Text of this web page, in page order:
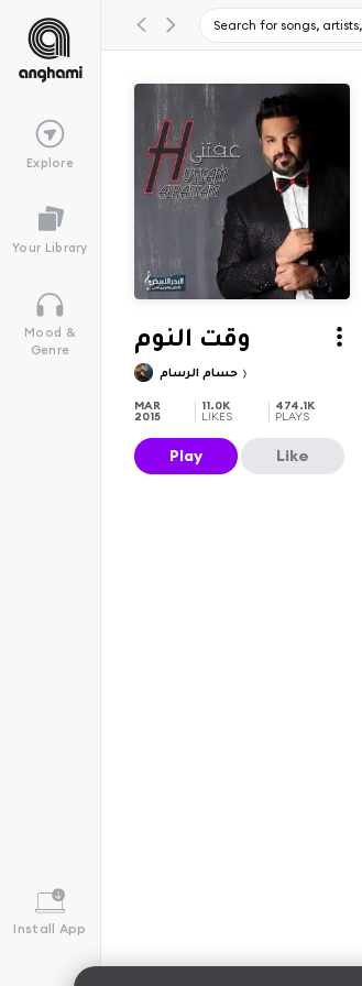
Explore
Your Library
Mood &
Genre
Install App
وقت النوم
MAR
2015
11.0K
LIKES
474.1K
PLAYS
Play Like